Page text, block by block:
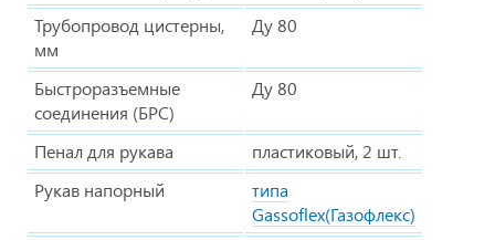
Трубопровод цистерны,
мм
Ду 80
Быстроразъемные
соединения (БРС)
Ду 80
Пенал для рукава
пластиковый, 2 шт.
Рукав напорный
типа
Gassoflex(Газофлекс)